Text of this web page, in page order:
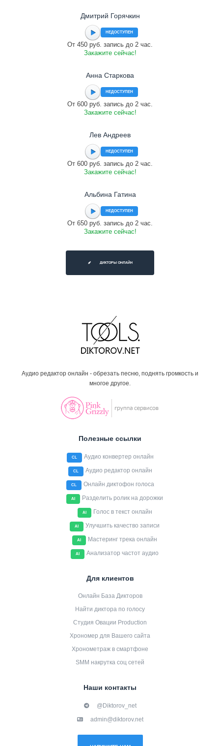
Дмитрий Горячкин
НЕДОСТУПЕН
От 450 руб. запись до 2 час.
Закажите сейчас!
Анна Старкова
НЕДОСТУПЕН
От 600 руб. запись до 2 час.
Закажите сейчас!
Лев Андреев
НЕДОСТУПЕН
От 600 руб. запись до 2 час.
Закажите сейчас!
Альбина Гатина
НЕДОСТУПЕН
От 650 руб. запись до 2 час.
Закажите сейчас!
ДИКТОРЫ ОНЛАЙН
Аудио редактор онлайн - обрезать песню, поднять громкость и
многое другое.
Полезные ссылки
CL Аудио конвертер онлайн
CL Аудио редактор онлайн
CL Онлайн диктофон голоса
AI Разделить ролик на дорожки
AI Голос в текст онлайн
AI Улучшить качество записи
AI Мастеринг трека онлайн
AI Анализатор частот аудио
Для клиентов
Онлайн База Дикторов
Найти диктора по голосу
Студия Овации Production
Хрономер для Вашего сайта
Хронометраж в смартфоне
SMM накрутка соц сетей
Наши контакты
@Diktorov_net
admin@diktorov.net